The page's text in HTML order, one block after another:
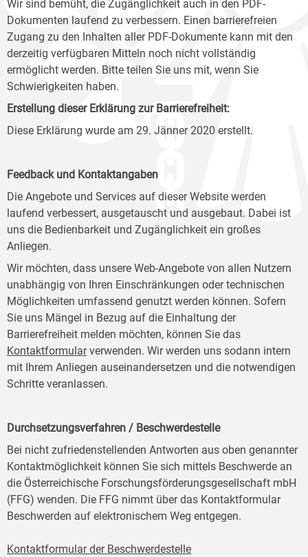
Wir sind bemüht, die Zugänglichkeit auch in den PDF-
Dokumenten laufend zu verbessern. Einen barrierefreien
Zugang zu den Inhalten aller PDF-Dokumente kann mit den
derzeitig verfügbaren Mitteln noch nicht vollständig
ermöglicht werden. Bitte teilen Sie uns mit, wenn Sie
Schwierigkeiten haben.
Erstellung dieser Erklärung zur Barrierefreiheit:
Diese Erklärung wurde am 29. Jänner 2020 erstellt.
Feedback und Kontaktangaben
Die Angebote und Services auf dieser Website werden
laufend verbessert, ausgetauscht und ausgebaut. Dabei ist
uns die Bedienbarkeit und Zugänglichkeit ein großes
Anliegen.
Wir möchten, dass unsere Web-Angebote von allen Nutzern
unabhängig von Ihren Einschränkungen oder technischen
Möglichkeiten umfassend genutzt werden können. Sofern
Sie uns Mängel in Bezug auf die Einhaltung der
Barrierefreiheit melden möchten, können Sie das
Kontaktformularverwenden. Wir werden uns sodann intern
mit Ihrem Anliegen auseinandersetzen und die notwendigen
Schritte veranlassen.
Durchsetzungsverfahren / Beschwerdestelle
Bei nicht zufriedenstellenden Antworten aus oben genannter
Kontaktmöglichkeit können Sie sich mittels Beschwerde an
die Österreichische Forschungsförderungsgesellschaft mbH
(FFG) wenden. Die FFG nimmt über das Kontaktformular
Beschwerden auf elektronischem Weg entgegen.
Kontaktformular der Beschwerdestelle